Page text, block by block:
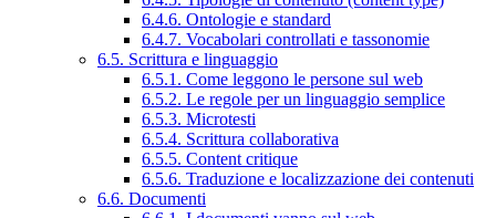
6.4.6. Ontologie e standard
6.4.7. Vocabolari controllati e tassonomie
6.5. Scrittura e linguaggio
6.5.1. Come leggono le persone sul web
6.5.2. Le regole per un linguaggio semplice
6.5.3. Microtesti
6.5.4. Scrittura collaborativa
6.5.5. Content critique
6.5.6. Traduzione e localizzazione dei contenuti
6.6. Documenti